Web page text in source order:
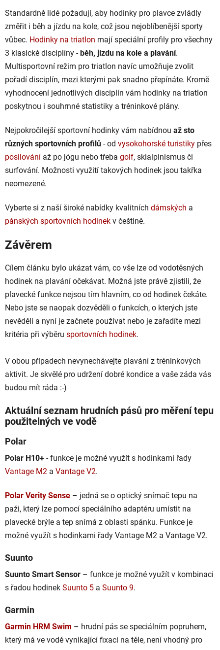
Standardně lidé požadují, aby hodinky pro plavce zvládly
změřit i běh a jízdu na kole, což jsou nejoblíbenější sporty
vůbec. Hodinky na triatlon mají speciální profily pro všechny
3 klasické disciplíny -běh, jízdu na kole a plavání.
Multisportovní režim pro triatlon navíc umožňuje zvolit
pořadí disciplín, mezi kterými pak snadno přepínáte. Kromě
vyhodnocení jednotlivých disciplín vám hodinky na triatlon
poskytnou i souhrnné statistiky a tréninkové plány.
Nejpokročilejší sportovní hodinky vám nabídnou až sto
různých sportovních profilů - od vysokohorské turistiky přes
posilování až po jógu nebo třeba golf, skialpinismus či
surfování. Možnosti využití takových hodinek jsou takřka
neomezené.
Vyberte si z naší široké nabídky kvalitních dámských a
pánských sportovních hodinek v češtině.
Závěrem
Cílem článku bylo ukázat vám, co vše lze od vodotěsných
hodinek na plavání očekávat. Možná jste právě zjistili, že
plavecké funkce nejsou tím hlavním, co od hodinek čekáte.
Nebo jste se naopak dozvěděli o funkcích, o kterých jste
nevěděli a nyní je začnete používat nebo je zařadíte mezi
kritéria při výběru sportovních hodinek.
V obou případech nevynechávejte plavání z tréninkových
aktivit. Je skvělé pro udržení dobré kondice a vaše záda vás
budou mít ráda :-)
Aktuální seznam hrudních pásů pro měření tepu
použitelných ve vodě
Polar
Polar H10+ - funkce je možné využít s hodinkami řady
Vantage M2 a Vantage V2.
Polar Verity Sense – jedná se o optický snímač tepu na
paži, který lze pomocí speciálního adaptéru umístit na
plavecké brýle a tep snímá z oblasti spánku. Funkce je
možné využít s hodinkami řady Vantage M2 a Vantage V2.
Suunto
Suunto Smart Sensor – funkce je možné využít v kombinaci
s řadou hodinek Suunto 5 a Suunto 9.
Garmin
Garmin HRM Swim – hrudní pás se speciálním popruhem,
který má ve vodě vynikající fixaci na těle, není vhodný pro